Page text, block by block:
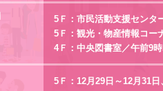
5Ｆ：市民活動支援センタ
5Ｆ：観光・物産情報コー
4Ｆ：中央図書室／午前9
5Ｆ：12月29日～12月31日